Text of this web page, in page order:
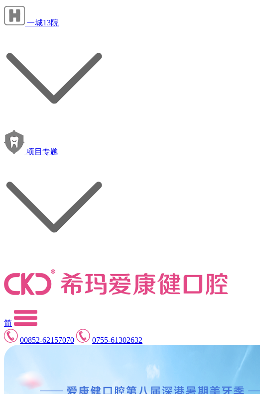
一城13院
项目专题
简
00852-62157070
0755-61302632